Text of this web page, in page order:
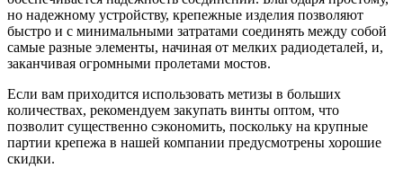
но надежному устройству, крепежные изделия позволяют
быстро и с минимальными затратами соединять между собой
самые разные элементы, начиная от мелких радиодеталей, и,
заканчивая огромными пролетами мостов.
Если вам приходится использовать метизы в больших
количествах, рекомендуем закупать винты оптом, что
позволит существенно сэкономить, поскольку на крупные
партии крепежа в нашей компании предусмотрены хорошие
скидки.